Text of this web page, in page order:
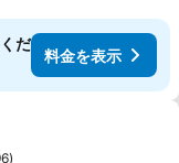
だ
料金を表示
追加